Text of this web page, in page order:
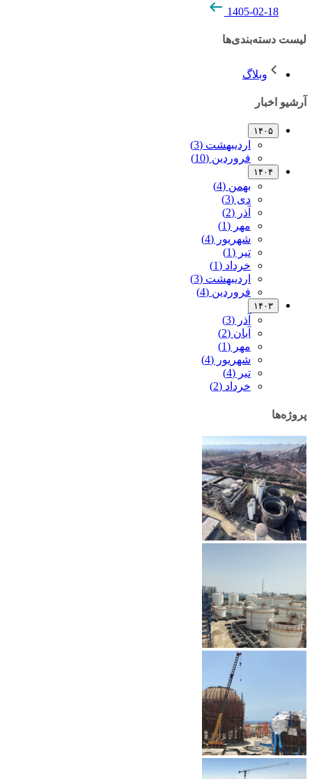
1405-02-18
لیست دسته‌بندی‌ها
وبلاگ
آرشیو اخبار
۱۴۰۵
اردیبهشت (3)
فروردین (10)
۱۴۰۴
بهمن (4)
دی (3)
آذر (2)
مهر (1)
شهریور (4)
تیر (1)
خرداد (1)
اردیبهشت (3)
فروردین (4)
۱۴۰۳
آذر (3)
آبان (2)
مهر (1)
شهریور (4)
تیر (4)
خرداد (2)
پروژه‌ها